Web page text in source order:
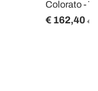
Colorato -
€ 162,40 €